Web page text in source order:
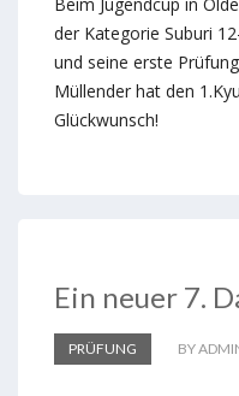
der Kategorie Suburi
und seine erste
Müllender hat den
Glückwunsch!
Ein neuer 7.
PRÜFUNG BY